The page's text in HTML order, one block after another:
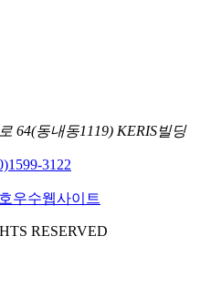
64(동내동1119) KERIS빌딩
1599-3122
RESERVED